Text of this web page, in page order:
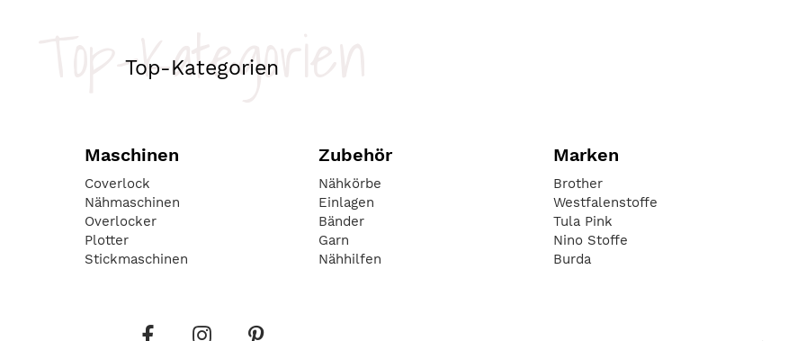
Top-Kategorien
Top-Kategorien
Maschinen
Coverlock
Nähmaschinen
Overlocker
Plotter
Stickmaschinen
Zubehör
Nähkörbe
Einlagen
Bänder
Garn
Nähhilfen
Marken
Brother
Westfalenstoffe
Tula Pink
Nino Stoffe
Burda